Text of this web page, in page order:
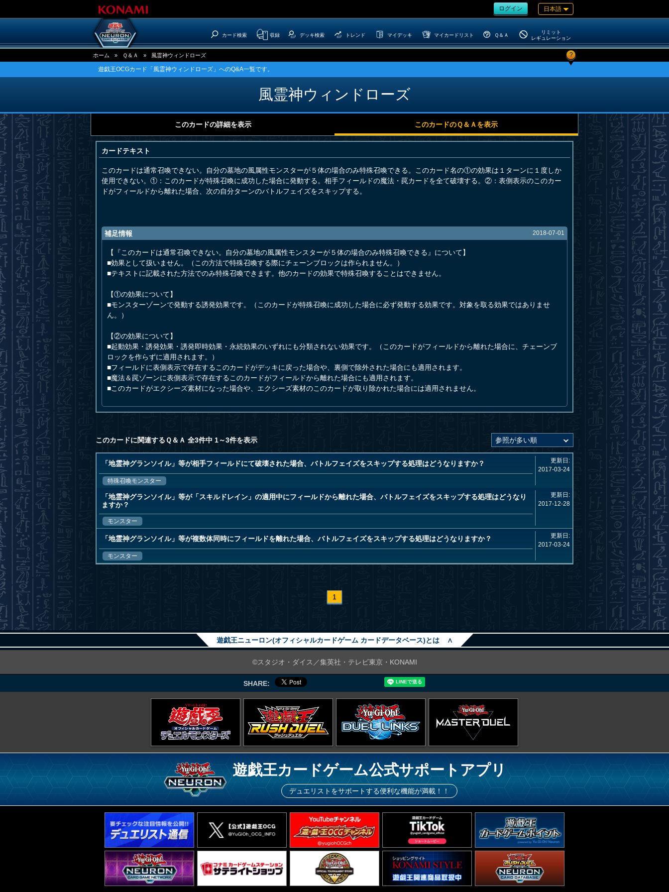
ログイン 日本語
カード検索 収録 デッキ検索 トレンド マイデッキ マイカードリスト Ｑ＆Ａ
リミット
レギュレーション
ホーム » Ｑ＆Ａ » 風霊神ウィンドローズ ?
遊戯王OCGカード「風霊神ウィンドローズ」へのQ&A一覧です。
風霊神ウィンドローズ
このカードの詳細を表示 このカードのＱ＆Ａを表示
カードテキスト
このカードは通常召喚できない。自分の墓地の風属性モンスターが５体の場合のみ特殊召喚できる。このカード名の①の効果は１ターンに１度しか
使用できない。①：このカードが特殊召喚に成功した場合に発動する。相手フィールドの魔法・罠カードを全て破壊する。②：表側表示のこのカー
ドがフィールドから離れた場合、次の自分ターンのバトルフェイズをスキップする。
補足情報 2018-07-01
【『このカードは通常召喚できない。自分の墓地の風属性モンスターが５体の場合のみ特殊召喚できる』について】
■効果として扱いません。（この方法で特殊召喚する際にチェーンブロックは作られません。）
■テキストに記載された方法でのみ特殊召喚できます。他のカードの効果で特殊召喚することはできません。
【①の効果について】
■モンスターゾーンで発動する誘発効果です。（このカードが特殊召喚に成功した場合に必ず発動する効果です。対象を取る効果ではありませ
ん。）
【②の効果について】
■起動効果・誘発効果・誘発即時効果・永続効果のいずれにも分類されない効果です。（このカードがフィールドから離れた場合に、チェーンブ
ロックを作らずに適用されます。）
■フィールドに表側表示で存在するこのカードがデッキに戻った場合や、裏側で除外された場合にも適用されます。
■魔法＆罠ゾーンに表側表示で存在するこのカードがフィールドから離れた場合にも適用されます。
■このカードがエクシーズ素材になった場合や、エクシーズ素材のこのカードが取り除かれた場合には適用されません。
このカードに関連するＱ＆Ａ 全3件中 1～3件を表示
「地霊神グランソイル」等が相手フィールドにて破壊された場合、バトルフェイズをスキップする処理はどうなりますか？
特殊召喚モンスター
更新日:
2017-03-24
「地霊神グランソイル」等が「スキルドレイン」の適用中にフィールドから離れた場合、バトルフェイズをスキップする処理はどうなり
ますか？
モンスター
更新日:
2017-12-28
「地霊神グランソイル」等が複数体同時にフィールドを離れた場合、バトルフェイズをスキップする処理はどうなりますか？
モンスター
更新日:
2017-03-24
1
遊戯王ニューロン(オフィシャルカードゲーム カードデータベース)とは ∧
©スタジオ・ダイス／集英社・テレビ東京・KONAMI
SHARE:
遊戯王カードゲーム公式サポートアプリ
デュエリストをサポートする便利な機能が満載！！